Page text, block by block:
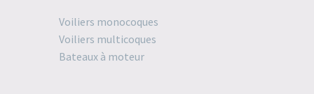
Voiliers monocoques
Voiliers multicoques
Bateaux à moteur